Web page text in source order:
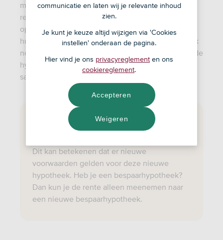
meenemen, betekent dat je de rente-afspraken, de
resterende rentevaste periode en ook de
openstaande schuld meeneemt naar een nieuw
huis. Je hebt dan voor je nieuwe huis waarschijnlijk
nog wel een aanvullende hypotheek nodig. De oude
hypotheek en de aanvullende hypotheek vormen
samen de nieuwe hypotheek voor je nieuwe huis.
Goed om te weten
Dit kan betekenen dat er nieuwe
voorwaarden gelden voor deze nieuwe
hypotheek. Heb je een bespaarhypotheek?
Dan kun je de rente alleen meenemen naar
een nieuwe bespaarhypotheek.
communicatie en laten wij je relevante inhoud
zien.
Je kunt je keuze altijd wijzigen via 'Cookies
instellen' onderaan de pagina.
Hier vind je ons privacyreglement en ons
cookiereglement.
Weigeren
Accepteren